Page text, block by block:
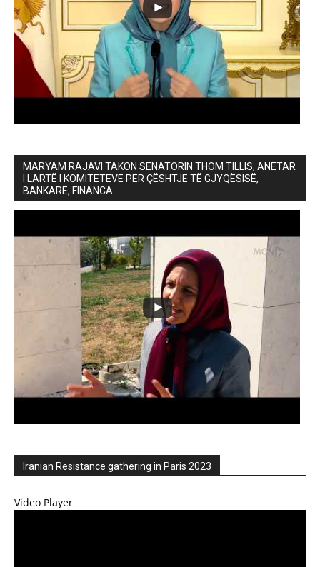
MARYAM RAJAVI TAKON SENATORIN THOM TILLIS, ANËTAR
I LARTË I KOMITETEVE PËR ÇËSHTJE TË GJYQËSISË,
BANKARË, FINANCA
Iranian Resistance gathering in Paris 2023
Video Player